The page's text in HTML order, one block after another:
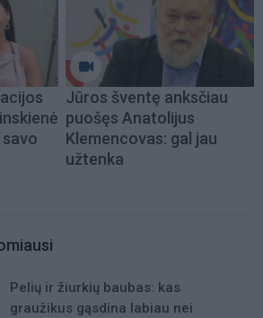
Jūros šventę anksčiau
puošęs Anatolijus
Klemencovas: gal jau
užtenka
Pelių ir žiurkių baubas: kas
graužikus gąsdina labiau nei